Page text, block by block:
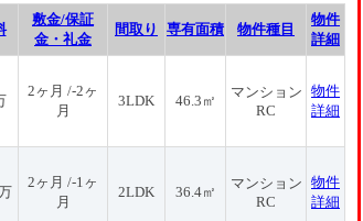
敷金/保証
金・礼金
間取り 専有面積 物件種目
物件
詳細
2ヶ月 /-2ヶ
月
3LDK 46.3㎡
マンション
RC
物件
詳細
2ヶ月 /-1ヶ
月
2LDK 36.4㎡
マンション
RC
物件
詳細